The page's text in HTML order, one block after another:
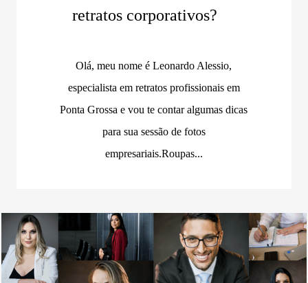
retratos corporativos?
Olá, meu nome é Leonardo Alessio,
especialista em retratos profissionais em
Ponta Grossa e vou te contar algumas dicas
para sua sessão de fotos
empresariais.Roupas...